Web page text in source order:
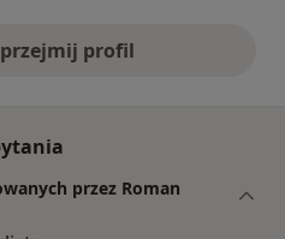
profil
przez Roman